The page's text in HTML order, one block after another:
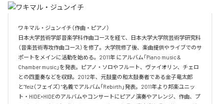
ワキマル・ジュンイチ（作曲・ピアノ）
日本大学芸術学部音楽学科作曲コースを経て、日本大学大学院芸術学研究科
（音楽芸術専攻作曲コース）を修了。大学院修了後、楽曲提供やライブでのサ
ポートをメインに活動を始める。2011年 にアルバム「Piano music &
Chamber music」を発表。ピアノ・ソロやフルート、ヴァイオリン、チェロ
との四重奏などを収録。2012年、元鼓童の和太鼓奏者である金子竜太郎
と”feiz（フェイズ）”名義でアルバム「Rebirth」発表。2011年より邦楽ユニッ
ト・HIDE×HIDEのアルバムやコンサートにピアノ演奏やアレンジ、作曲、プ